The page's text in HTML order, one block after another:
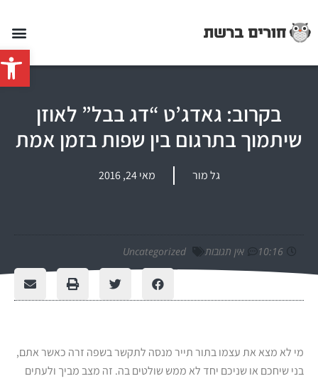
פתח
בקרוב: גאדג’ט “דג בבל” לאוזן
שיתמוך בתרגום בין שפות בזמן אמת
גל מור מאי 24, 2016
10:16 אין תגובות Uncategorized
מי לא מצא את עצמו בתור תייר מנסה לתקשר בשפה זרה כאשר אתם,
בני שיחכם או שניכם יחד לא ממש שולטים בה. זה מצב מביך ולעתים